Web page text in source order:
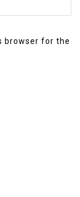
browser for the